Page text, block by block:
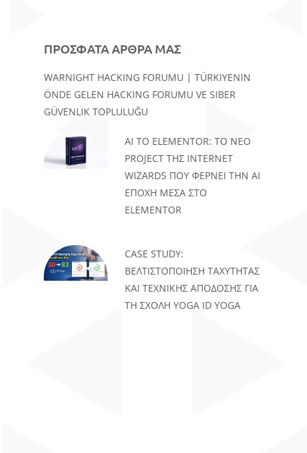
ΠΡΟΣΦΑΤΑ ΑΡΘΡΑ ΜΑΣ
WARNIGHT HACKING FORUMU | TÜRKIYENIN
ÖNDE GELEN HACKING FORUMU VE SIBER
GÜVENLIK TOPLULUĞU
AI TO ELEMENTOR: ΤΟ ΝΈΟ
PROJECT ΤΗΣ INTERNET
WIZARDS ΠΟΥ ΦΈΡΝΕΙ ΤΗΝ AI
ΕΠΟΧΉ ΜΈΣΑ ΣΤΟ
ELEMENTOR
CASE STUDY:
ΒΕΛΤΙΣΤΟΠΟΊΗΣΗ ΤΑΧΎΤΗΤΑΣ
ΚΑΙ ΤΕΧΝΙΚΉΣ ΑΠΌΔΟΣΗΣ ΓΙΑ
ΤΗ ΣΧΟΛΉ YOGA ID YOGA